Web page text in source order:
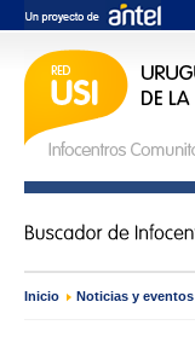
Inicio › Noticias y eventos